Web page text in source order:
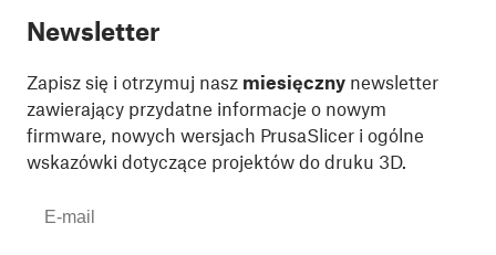
Newsletter
Zapisz się i otrzymuj nasz miesięczny newsletter
zawierający przydatne informacje o nowym
firmware, nowych wersjach PrusaSlicer i ogólne
wskazówki dotyczące projektów do druku 3D.